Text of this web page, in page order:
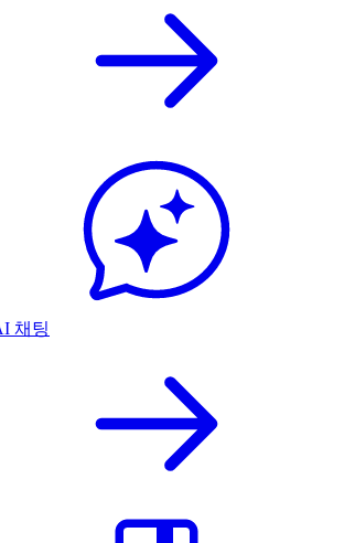
채팅